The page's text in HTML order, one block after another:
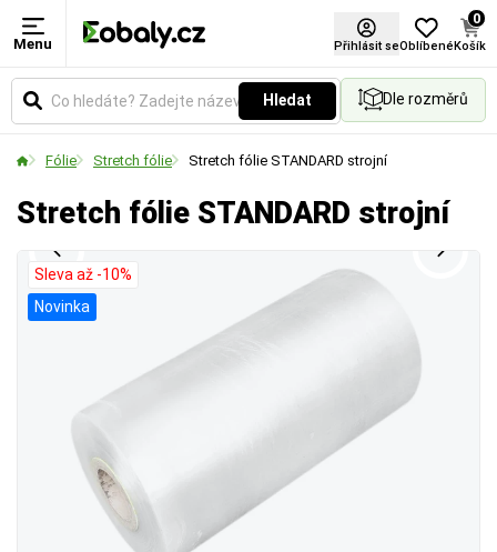
Menu Přihlásit seOblíbené
0
Košík
Hledat Dle rozměrů
Fólie Stretch fólie Stretch fólie STANDARD strojní
Stretch fólie STANDARD strojní
Sleva až -10%
Novinka
Barva
Vyberte si barevné provedení obalů a balicích
Tloušťka materiálu
Udává sílu fólie v mikronech. Vyšší hodnota
Návin
Udává celkovou délku materiálu namotaného na